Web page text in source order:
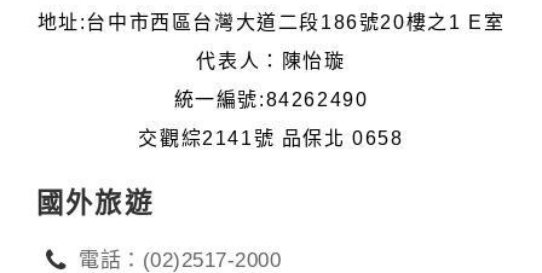
地址:台中市西區台灣大道二段186號20樓之1 E室
代表人：陳怡璇
統一編號:84262490
交觀綜2141號 品保北 0658
國外旅遊
電話：(02)2517-2000